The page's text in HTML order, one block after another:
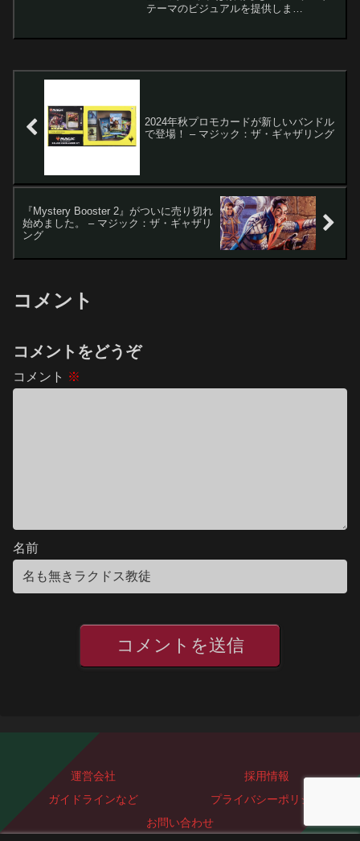
テーマのビジュアルを提供しま
2024年秋プロモカードが新しいバンドル
で登場！ – マジック：ザ・ギャザリング
『Mystery Booster 2』がついに売り切れ
始めました。 – マジック：ザ・ギャザリ
ング
コメント
コメントをどうぞ
コメント ※
名前
運営会社
採用情報
ガイドラインなど
プライバシーポリシー
お問い合わせ